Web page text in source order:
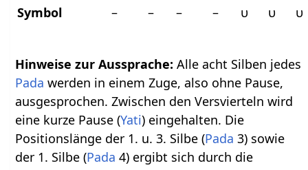
Symbol
– – – – υ υ υ
Hinweise zur Aussprache: Alle acht Silben jedes
Pada werden in einem Zuge, also ohne Pause,
ausgesprochen. Zwischen den Versvierteln wird
eine kurze Pause (Yati) eingehalten. Die
Positionslänge der 1. u. 3. Silbe (Pada 3) sowie
der 1. Silbe (Pada 4) ergibt sich durch die